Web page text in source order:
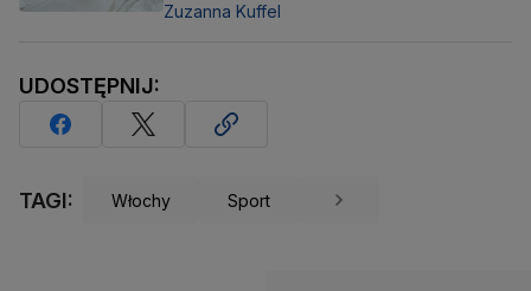
Zuzanna Kuffel
UDOSTĘPNIJ:
TAGI: Włochy Sport